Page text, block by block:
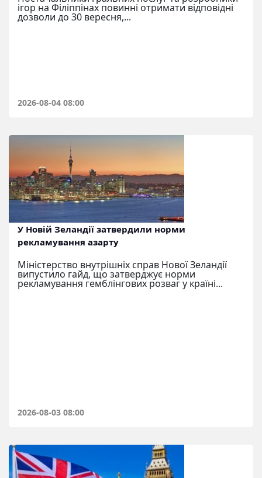
ігор на Філіппінах повинні отримати відповідні
дозволи до 30 вересня,...
2026-08-04 08:00
У Новій Зеландії затвердили норми
рекламування азарту
Міністерство внутрішніх справ Нової Зеландії
випустило гайд, що затверджує норми
рекламування гемблінгових розваг у країні...
2026-08-03 08:00